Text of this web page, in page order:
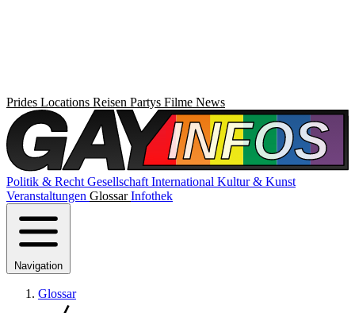
Prides Locations Reisen Partys Filme News
Politik & Recht Gesellschaft International Kultur & Kunst
Veranstaltungen GlossarInfothek
Navigation
Glossar